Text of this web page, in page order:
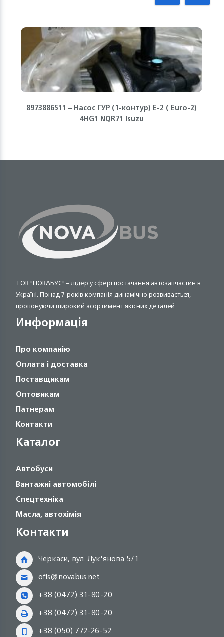
8973886511 – Насос ГУР (1-контур) Е-2 ( Euro-2)
4HG1 NQR71 Isuzu
ТОВ "НОВАБУС" – лідер у сфері постачання автозапчастин в
Україні. Понад 7 років компанія динамічно розвивається,
пропонуючи широкий асортимент якісних деталей.
Информація
Про компанію
Оплата і доставка
Поставщикам
Оптовикам
Патнерам
Контакти
Каталог
Автобуси
Вантажні автомобілі
Спецтехніка
Масла, автохімія
Контакти
Черкаси, вул. Лук'янова 5/1
ofis@novabus.net
+38 (0472) 31-80-20
+38 (0472) 31-80-20
+38 (050) 772-26-52